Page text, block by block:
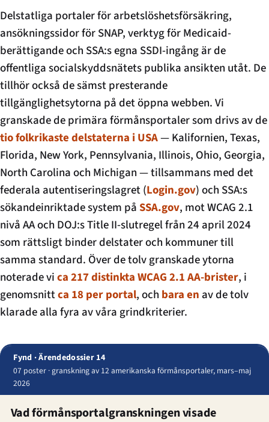
Delstatliga portaler för arbetslöshetsförsäkring,
ansökningssidor för SNAP, verktyg för Medicaid-
berättigande och SSA:s egna SSDI-ingång är de
offentliga socialskyddsnätets publika ansikten utåt. De
tillhör också de sämst presterande
tillgänglighetsytorna på det öppna webben. Vi
granskade de primära förmånsportaler som drivs av de
tio folkrikaste delstaterna i USA— Kalifornien, Texas,
Florida, New York, Pennsylvania, Illinois, Ohio, Georgia,
North Carolina och Michigan — tillsammans med det
federala autentiseringslagret (Login.gov) och SSA:s
sökandeinriktade system påSSA.gov, mot WCAG 2.1
nivå AA och DOJ:s Title II-slutregel från 24 april 2024
som rättsligt binder delstater och kommuner till
samma standard. Över de tolv granskade ytorna
noterade vica 217 distinkta WCAG 2.1 AA-brister, i
genomsnittca 18 per portal, och bara en av de tolv
klarade alla fyra av våra grindkriterier.
Fynd · Ärendedossier 14
07 poster · granskning av 12 amerikanska förmånsportaler, mars–maj
2026
Vad förmånsportalgranskningen visade